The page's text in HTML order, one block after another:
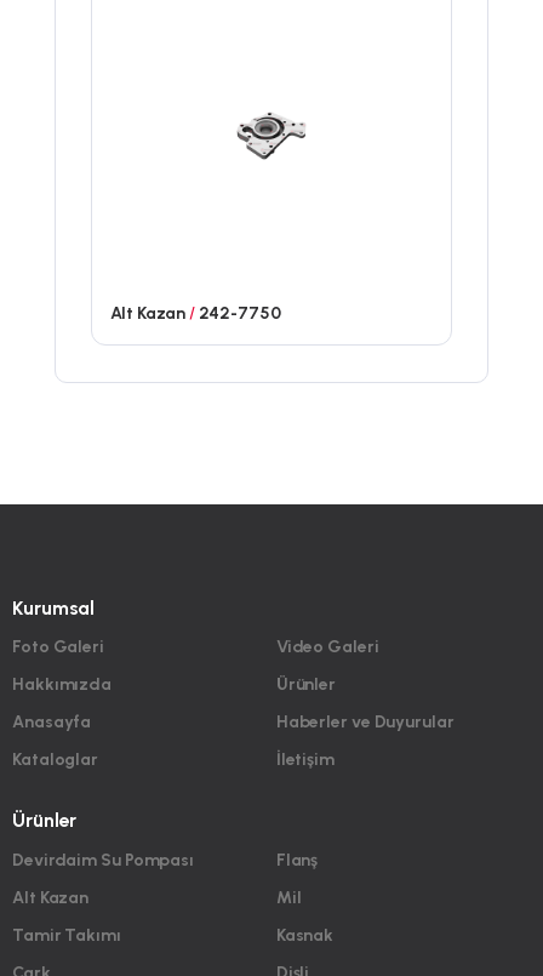
Alt Kazan/242-7750
Kurumsal
Foto Galeri
Hakkımızda
Anasayfa
Kataloglar
Video Galeri
Ürünler
Haberler ve Duyurular
İletişim
Ürünler
Devirdaim Su Pompası
Alt Kazan
Tamir Takımı
Flanş
Mil
Kasnak